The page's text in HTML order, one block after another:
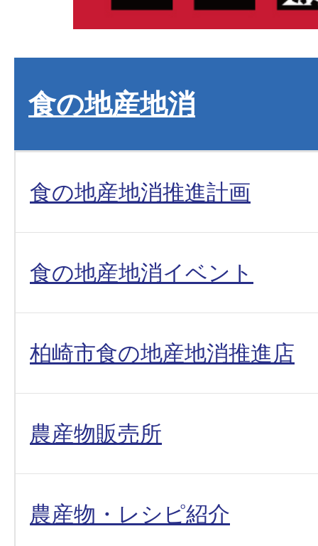
食の地産地消
食の地産地消推進計画
食の地産地消イベント
柏崎市食の地産地消推進店
農産物販売所
農産物・レシピ紹介